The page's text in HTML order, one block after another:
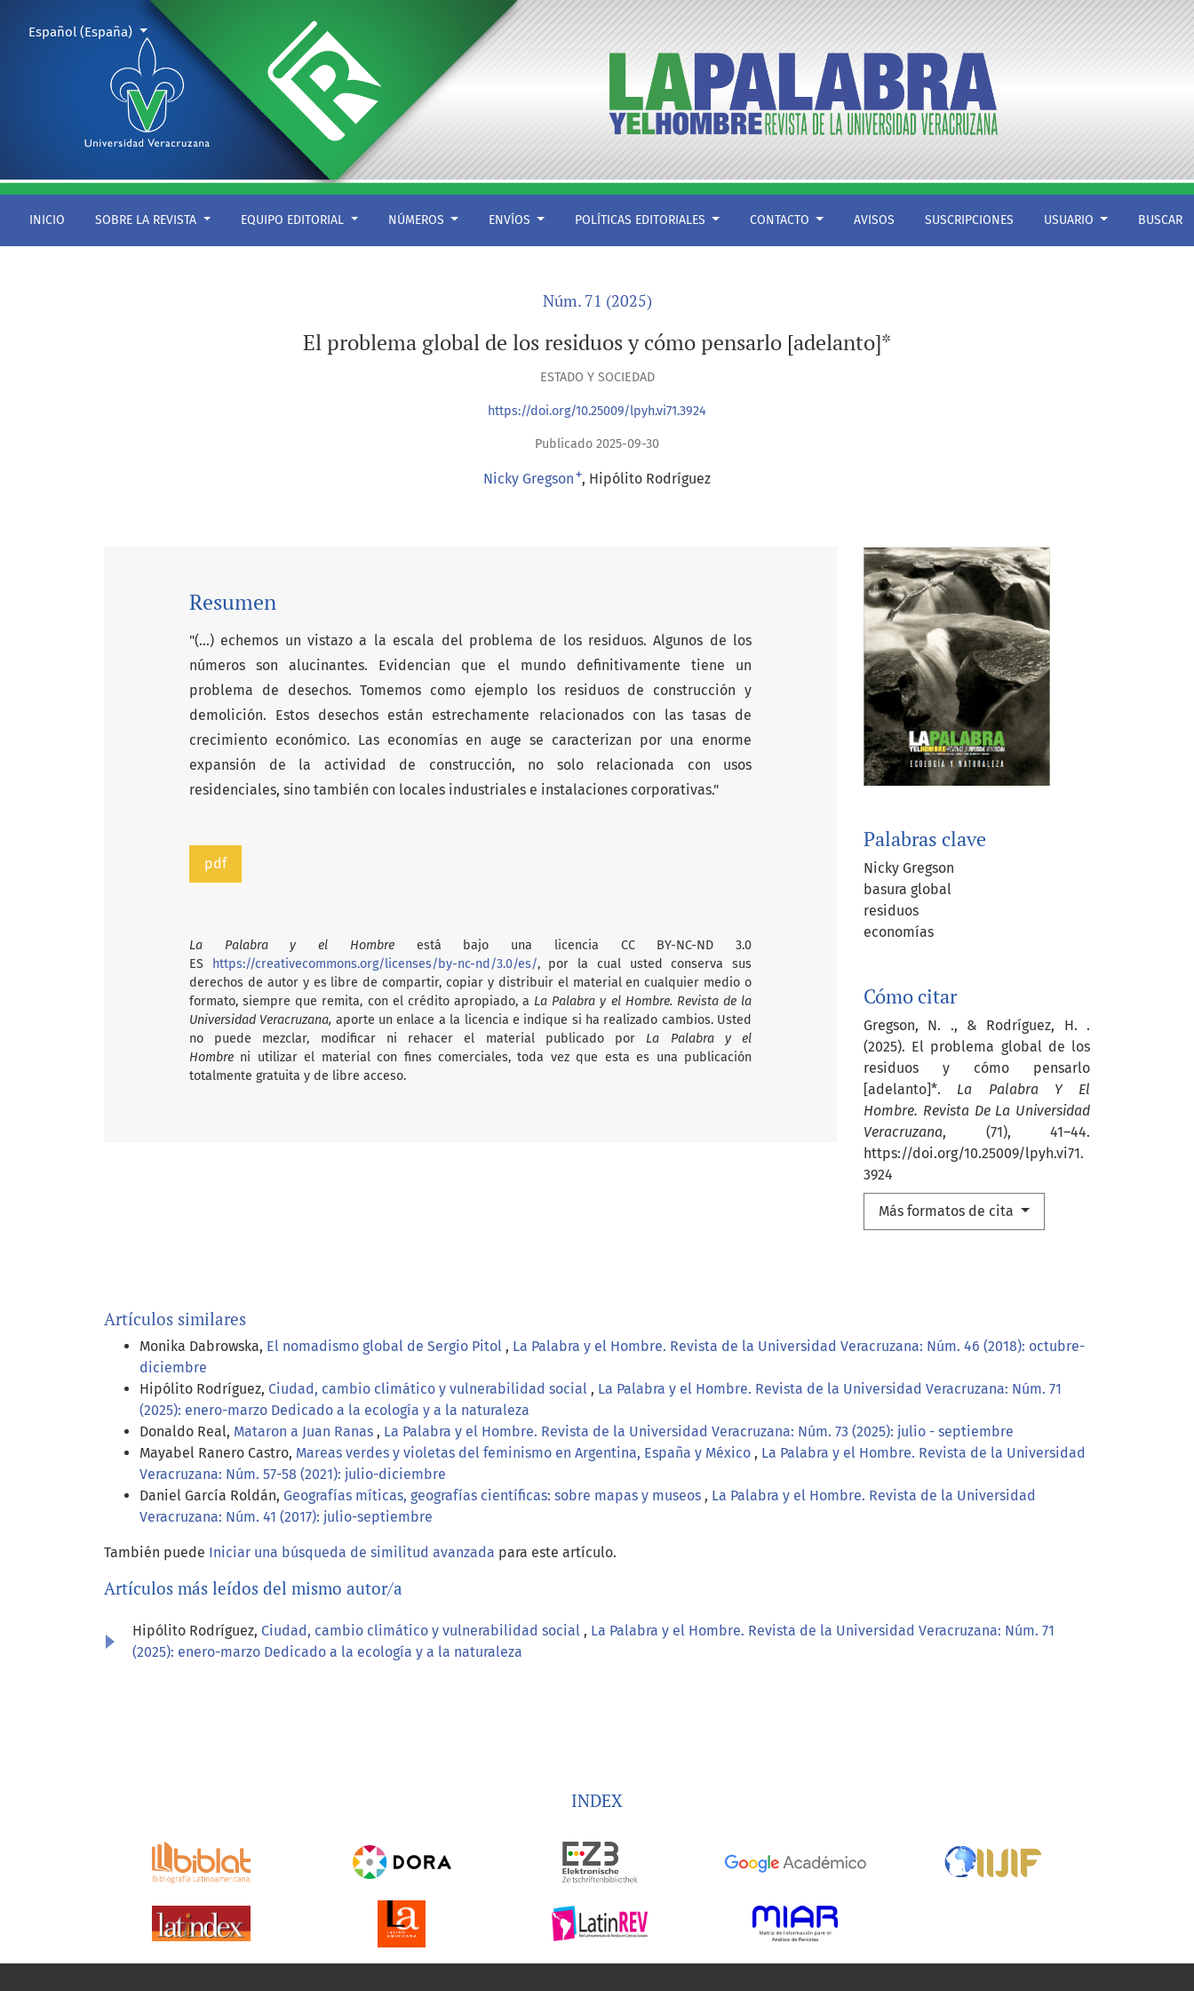
El problema global de los residuos y cómo pensarlo [adelanto]*
INICIO SOBRE LA REVISTA EQUIPO EDITORIAL NÚMEROS ENVÍOS POLÍTICAS EDITORIALES CONTACTO AVISOS SUSCRIPCIONES USUARIO BUSCAR
Cambiar el idioma. El actual es:
Español (España)
Núm. 71 (2025)
El problema global de los residuos y cómo pensarlo [adelanto]*
ESTADO Y SOCIEDAD
https://doi.org/10.25009/lpyh.vi71.3924
Publicado 2025-09-30
Nicky Gregson + Hipólito Rodríguez
Palabras clave
Nicky Gregson
basura global
residuos
economías
Cómo citar
Gregson, N. ., & Rodríguez, H. .
(2025). El problema global de los
residuos y cómo pensarlo
[adelanto]*. La Palabra Y El
Hombre. Revista De La Universidad
Veracruzana, (71), 41–44.
https://doi.org/10.25009/lpyh.vi71.
3924
Más formatos de cita
Resumen
"(...) echemos un vistazo a la escala del problema de los residuos. Algunos de los
números son alucinantes. Evidencian que el mundo definitivamente tiene un
problema de desechos. Tomemos como ejemplo los residuos de construcción y
demolición. Estos desechos están estrechamente relacionados con las tasas de
crecimiento económico. Las economías en auge se caracterizan por una enorme
expansión de la actividad de construcción, no solo relacionada con usos
residenciales, sino también con locales industriales e instalaciones corporativas."
pdf
La Palabra y el Hombreestá bajo una licencia CC BY-NC-ND 3.0
ES
https://creativecommons.org/licenses/by-nc-nd/3.0/es/, por la cual usted conserva sus
derechos de autor y es libre de compartir, copiar y distribuir el material en cualquier medio o
formato, siempre que remita, con el crédito apropiado, a La Palabra y el Hombre. Revista de la
Universidad Veracruzana, aporte un enlace a la licencia e indique si ha realizado cambios. Usted
no puede mezclar, modificar ni rehacer el material publicado por La Palabra y el
Hombre ni utilizar el material con fines comerciales, toda vez que esta es una publicación
totalmente gratuita y de libre acceso.
Artículos similares
Monika Dabrowska, El nomadismo global de Sergio Pitol , La Palabra y el Hombre. Revista de la Universidad Veracruzana: Núm. 46 (2018): octubre-
diciembre
Hipólito Rodríguez, Ciudad, cambio climático y vulnerabilidad social , La Palabra y el Hombre. Revista de la Universidad Veracruzana: Núm. 71
(2025): enero-marzo Dedicado a la ecología y a la naturaleza
Donaldo Real, Mataron a Juan Ranas , La Palabra y el Hombre. Revista de la Universidad Veracruzana: Núm. 73 (2025): julio - septiembre
Mayabel Ranero Castro, Mareas verdes y violetas del feminismo en Argentina, España y México , La Palabra y el Hombre. Revista de la Universidad
Veracruzana: Núm. 57-58 (2021): julio-diciembre
Daniel García Roldán, Geografías míticas, geografías científicas: sobre mapas y museos , La Palabra y el Hombre. Revista de la Universidad
Veracruzana: Núm. 41 (2017): julio-septiembre
También puede Iniciar una búsqueda de similitud avanzada para este artículo.
Artículos más leídos del mismo autor/a
Hipólito Rodríguez, Ciudad, cambio climático y vulnerabilidad social , La Palabra y el Hombre. Revista de la Universidad Veracruzana: Núm. 71
(2025): enero-marzo Dedicado a la ecología y a la naturaleza
INDEX